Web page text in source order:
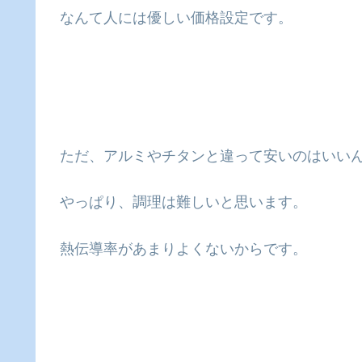
なんて人には優しい価格設定です。
ただ、アルミやチタンと違って安いのはいい
やっぱり、調理は難しいと思います。
熱伝導率があまりよくないからです。